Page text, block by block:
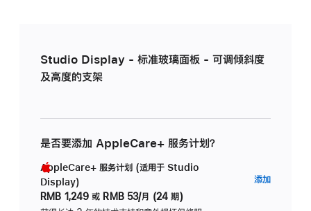
Studio Display - 标准玻璃面板 - 可调倾斜度
及高度的支架
是否要添加 AppleCare+ 服务计划？
AppleCare+ 服务计划 (适用于 Studio
Display)
RMB 1,249 或 RMB 53/月 (24 期)
添加